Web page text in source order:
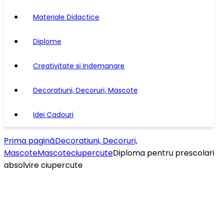
Materiale Didactice
Diplome
Creativitate si Indemanare
Decoratiuni, Decoruri, Mascote
Idei Cadouri
Prima paginăDecoratiuni, Decoruri,
MascoteMascoteciupercuteDiploma pentru prescolari
absolvire ciupercute